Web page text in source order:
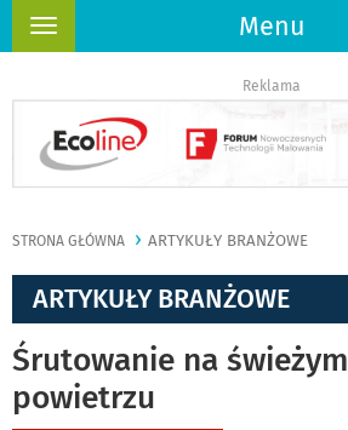
Menu
Rozwiń
Reklama
STRONA GŁÓWNA ARTYKUŁY BRANŻOWE
ARTYKUŁY BRANŻOWE
Śrutowanie na świeżym
powietrzu